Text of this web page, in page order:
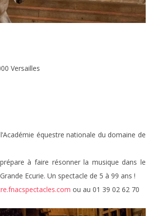
Versailles
équestre nationale du domaine de
à faire résonner la musique dans le
Ecurie. Un spectacle de 5 à 99 ans !
ou au 01 39 02 62 70